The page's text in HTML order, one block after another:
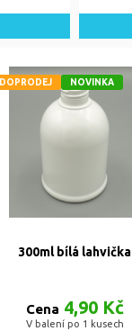
DOPRODEJ NOVINKA
300ml bílá lahvička
Cena 4,90 Kč
V balení po 1 kusech